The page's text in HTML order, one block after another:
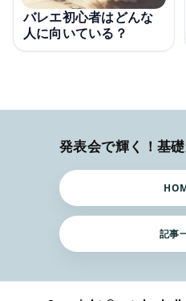
バレエ初心者はどんな
人に向いている？
記事